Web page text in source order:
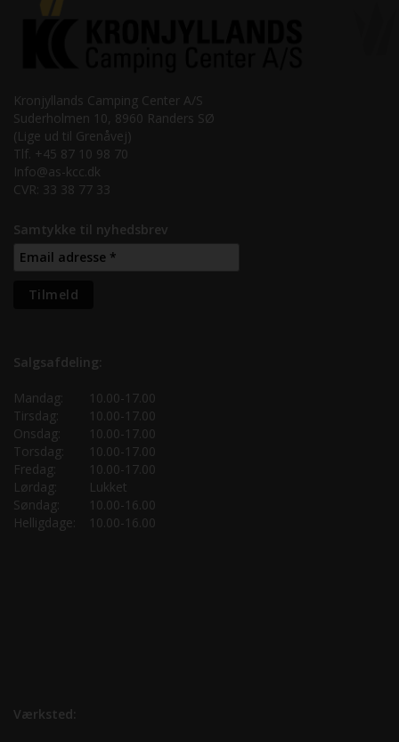
Kronjyllands Camping Center A/S
Suderholmen 10, 8960 Randers SØ
(Lige ud til Grenåvej)
Tlf. +45 87 10 98 70
Info@as-kcc.dk
CVR: 33 38 77 33
Samtykke til nyhedsbrev
Salgsafdeling:
Mandag:
10.00-17.00
Tirsdag:
10.00-17.00
Onsdag:
10.00-17.00
Torsdag:
10.00-17.00
Fredag:
10.00-17.00
Lørdag:
Lukket
Søndag:
10.00-16.00
Helligdage:
10.00-16.00
Værksted: